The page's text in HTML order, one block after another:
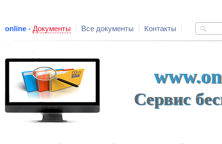
online - Документы Все документы Контакты
Сервис